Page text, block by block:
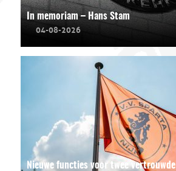
In memoriam – Hans Stam
04-08-2026
Nieuwe functies voor twee vertrouwde